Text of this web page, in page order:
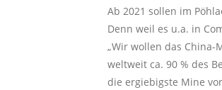
Ab 2021 sollen im
Denn weil es u.a. in
„Wir wollen das China-
weltweit ca. 90 % des
die ergiebigste Mine